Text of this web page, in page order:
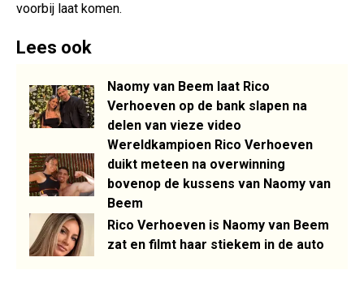
voorbij laat komen.
Lees ook
Naomy van Beem laat Rico
Verhoeven op de bank slapen na
delen van vieze video
Wereldkampioen Rico Verhoeven
duikt meteen na overwinning
bovenop de kussens van Naomy van
Beem
Rico Verhoeven is Naomy van Beem
zat en filmt haar stiekem in de auto